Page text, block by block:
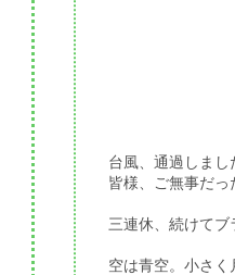
台風、通過しまし
皆様、ご無事だっ
三連休、続けてブ
空は青空。小さく